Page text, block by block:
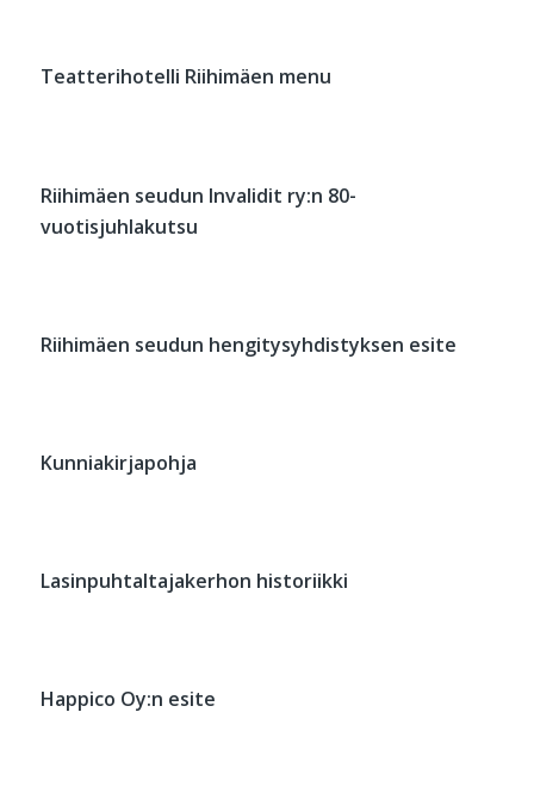
Teatterihotelli Riihimäen menu
Riihimäen seudun Invalidit ry:n 80-
vuotisjuhlakutsu
Riihimäen seudun hengitysyhdistyksen esite
Kunniakirjapohja
Lasinpuhtaltajakerhon historiikki
Happico Oy:n esite